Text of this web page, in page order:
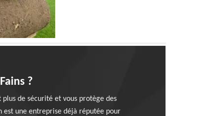
?
de sécurité et vous protège des
est une entreprise déjà réputée pour